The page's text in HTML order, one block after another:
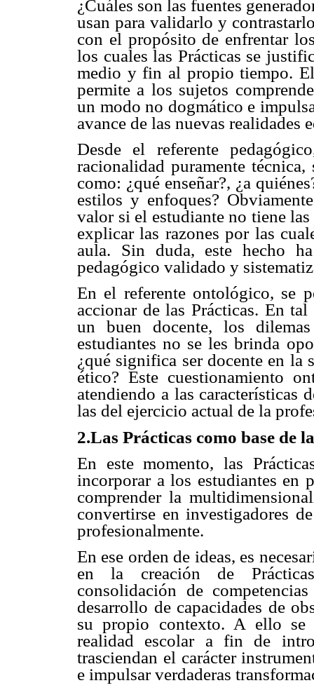
¿Cuáles son las fuentes
usan para validarlo y
con el propósito de enfrentar
los cuales las Prácticas se
medio y fin al propio tiempo.
permite a los sujetos
un modo no dogmático e
avance de las nuevas realidades
Desde el referente
racionalidad puramente
como: ¿qué enseñar?, ¿a
estilos y enfoques?
valor si el estudiante no tiene
explicar las razones por las
aula. Sin duda, este hecho
pedagógico validado y
En el referente ontológico, se
accionar de las Prácticas. En
un buen docente, los
estudiantes no se les brinda
¿qué significa ser docente en la
ético? Este cuestionamiento
atendiendo a las características
las del ejercicio actual de la
2.Las Prácticas como base de
En este momento, las
incorporar a los estudiantes en
comprender la
convertirse en investigadores
profesionalmente.
En ese orden de ideas, es
en la creación de
consolidación de
desarrollo de capacidades de
su propio contexto. A ello se
realidad escolar a fin de
trasciendan el carácter
e impulsar verdaderas